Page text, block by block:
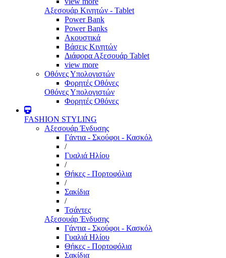
Αξεσουάρ Κινητών - Tablet
Power Bank
Power Banks
Ακουστικά
Βάσεις Κινητών
Διάφορα Αξεσουάρ Tablet
view more
Οθόνες Υπολογιστών
Φορητές Οθόνες
Οθόνες Υπολογιστών
Φορητές Οθόνες
FASHION STYLING
Αξεσουάρ Ένδυσης
Γάντια - Σκούφοι - Κασκόλ
/
Γυαλιά Ηλίου
/
Θήκες - Πορτοφόλια
/
Σακίδια
/
Τσάντες
Αξεσουάρ Ένδυσης
Γάντια - Σκούφοι - Κασκόλ
Γυαλιά Ηλίου
Θήκες - Πορτοφόλια
Σακίδια